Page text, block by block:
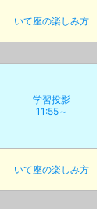
いて座の楽しみ方
学習投影
11:55～
いて座の楽しみ方